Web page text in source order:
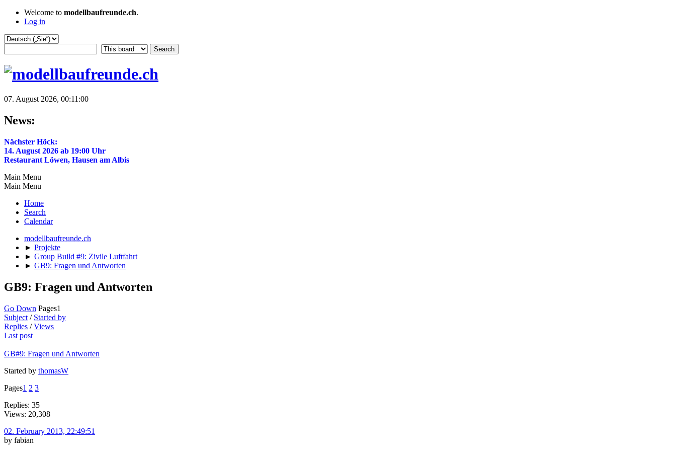
Welcome to modellbaufreunde.ch.
Log in
07. August 2026, 00:11:00
News:
Nächster Höck:
14. August 2026 ab 19:00 Uhr
Restaurant Löwen, Hausen am Albis
Main Menu
Main Menu
Home
Search
Calendar
modellbaufreunde.ch
► Projekte
► Group Build #9: Zivile Luftfahrt
► GB9: Fragen und Antworten
GB9: Fragen und Antworten
Go Down Pages1
Subject / Started by
Replies /Views
Last post
GB#9: Fragen und Antworten
Started by thomasW
Pages1 2 3
Replies: 35
Views: 20,308
02. February 2013, 22:49:51
by fabian